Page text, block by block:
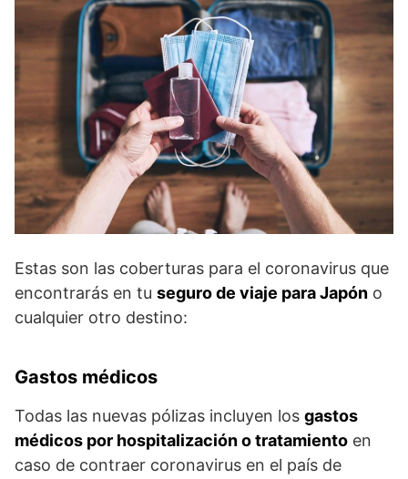
Estas son las coberturas para el coronavirus que
encontrarás en tu seguro de viaje para Japón o
cualquier otro destino:
Gastos médicos
Todas las nuevas pólizas incluyen los gastos
médicos por hospitalización o tratamiento en
caso de contraer coronavirus en el país de